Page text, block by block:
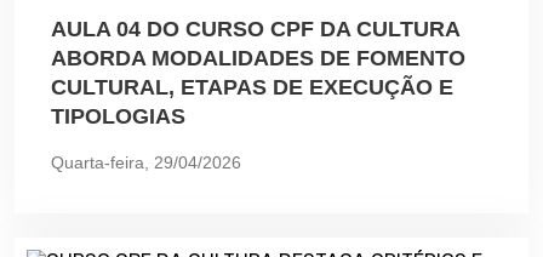
AULA 04 DO CURSO CPF DA CULTURA
ABORDA MODALIDADES DE FOMENTO
CULTURAL, ETAPAS DE EXECUÇÃO E
TIPOLOGIAS
Quarta-feira, 29/04/2026